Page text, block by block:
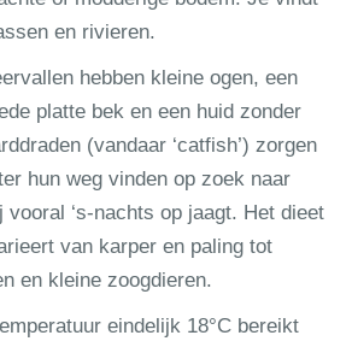
en rivieren.
hebben kleine ogen, een
platte bek en een huid zonder
(vandaar ‘catfish’) zorgen
hun weg vinden op zoek naar
‘s-nachts op jaagt. Het dieet
van karper en paling tot
en kleine zoogdieren.
eindelijk 18°C bereikt